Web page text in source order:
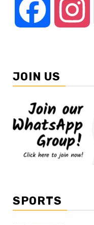
Facebook
JOIN US
SPORTS